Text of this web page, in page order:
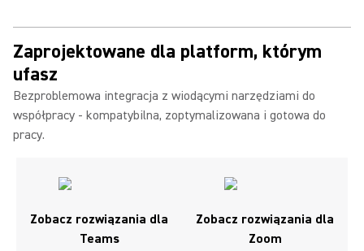
Zaprojektowane dla platform, którym
ufasz
Bezproblemowa integracja z wiodącymi narzędziami do
współpracy - kompatybilna, zoptymalizowana i gotowa do
pracy.
Zobacz rozwiązania dla
Teams
Zobacz rozwiązania dla
Zoom